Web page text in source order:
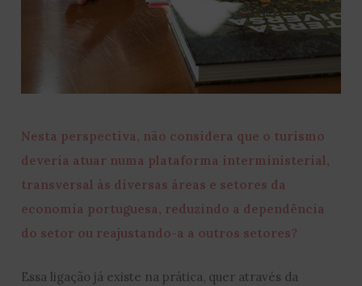
Nesta perspectiva, não considera que o turismo
deveria atuar numa plataforma interministerial,
transversal às diversas áreas e setores da
economia portuguesa, reduzindo a dependência
do setor ou reajustando-a a outros setores?
Essa ligação já existe na prática, quer através da